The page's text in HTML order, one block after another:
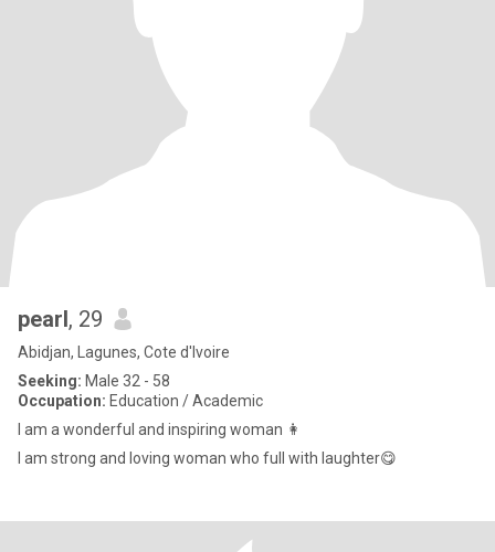
pearl, 29
Abidjan, Lagunes, Cote d'Ivoire
Seeking: Male 32 - 58
Occupation: Education / Academic
I am a wonderful and inspiring woman 👩
I am strong and loving woman who full with laughter😋